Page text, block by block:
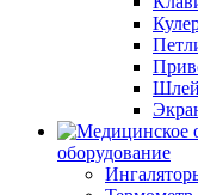
оборудование